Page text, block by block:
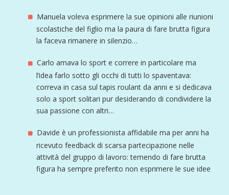
Manuela voleva esprimere la sue opinioni alle riunioni
scolastiche del figlio ma la paura di fare brutta figura
la faceva rimanere in silenzio…
Carlo amava lo sport e correre in particolare ma
l’idea farlo sotto gli occhi di tutti lo spaventava:
correva in casa sul tapis roulant da anni e si dedicava
solo a sport solitari pur desiderando di condividere la
sua passione con altri…
Davide è un professionista affidabile ma per anni ha
ricevuto feedback di scarsa partecipazione nelle
attività del gruppo di lavoro: temendo di fare brutta
figura ha sempre preferito non esprimere le sue idee